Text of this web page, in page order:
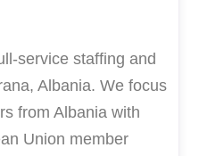
service staffing and
Albania. We focus
from Albania with
Union member